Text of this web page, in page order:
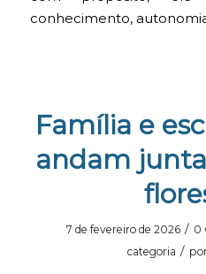
conhecimento,
Família e
andam
7 de fevereiro de 2026 / 0
categoria /